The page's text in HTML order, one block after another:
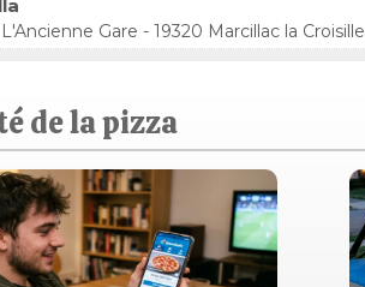
Gare - 19320 Marcillac la Croisille
de la pizza